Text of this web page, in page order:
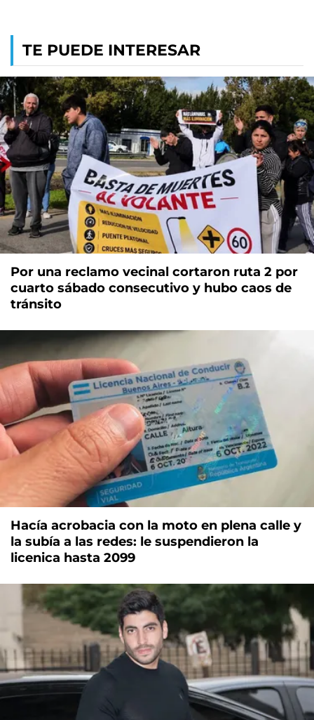
TE PUEDE INTERESAR
Por una reclamo vecinal cortaron ruta 2 por
cuarto sábado consecutivo y hubo caos de
tránsito
Hacía acrobacia con la moto en plena calle y
la subía a las redes: le suspendieron la
licenica hasta 2099